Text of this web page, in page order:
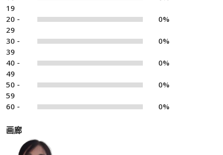
19
20 -
29
0%
30 -
39
0%
40 -
49
0%
50 -
59
0%
60 - 0%
画廊